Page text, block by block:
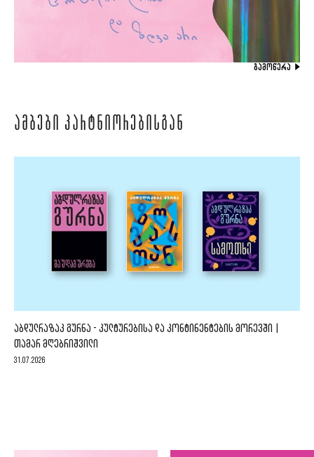
ᲒᲐᲛᲝᲬᲔᲠᲐ
ᲐᲛᲑᲔᲑᲘ ᲞᲐᲠᲢᲜᲘᲝᲠᲔᲑᲘᲡᲒᲐᲜ
ᲐᲑᲓᲣᲚᲠᲐᲖᲐᲙ ᲒᲣᲠᲜᲐ - ᲙᲣᲚᲢᲣᲠᲔᲑᲘᲡᲐ ᲓᲐ ᲙᲝᲜᲢᲘᲜᲔᲜᲢᲔᲑᲘᲡ ᲛᲝᲠᲔᲕᲨᲘ |
ᲗᲐᲛᲐᲠ ᲛᲦᲔᲑᲠᲘᲨᲕᲘᲚᲘ
31.07.2026